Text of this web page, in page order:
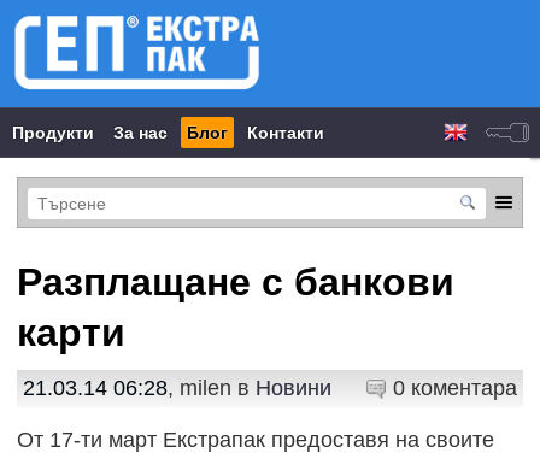
Продукти За нас Блог Контакти
Разплащане с банкови
карти
0 коментара
21.03.14 06:28, milen в Новини
От 17-ти март Екстрапак предоставя на своите